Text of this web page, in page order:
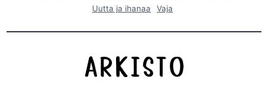
Uutta ja ihanaa
Vaja